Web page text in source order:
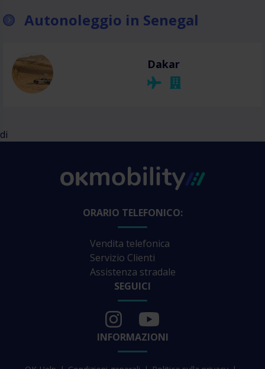
Autonoleggio in Senegal
Dakar
di
ORARIO TELEFONICO:
Vendita telefonica
Servizio Clienti
Assistenza stradale
SEGUICI
INFORMAZIONI